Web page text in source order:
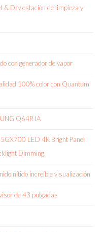
& Dry estación de limpieza y
con generador de vapor
100% color con Quantum
Q64R IA
LED 4K Bright Panel
Dimming,
nítido increíble visualización
de 43 pulgadas